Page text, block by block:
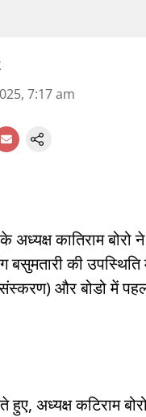
7:17 am
अध्यक्ष कातिराम बोरो
की
और बोडो में
हुए, अध्यक्ष कटिराम